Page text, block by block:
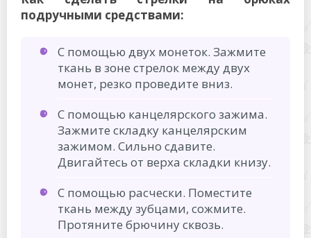
подручными средствами:
С помощью двух монеток. Зажмите
ткань в зоне стрелок между двух
монет, резко проведите вниз.
С помощью канцелярского зажима.
Зажмите складку канцелярским
зажимом. Сильно сдавите.
Двигайтесь от верха складки книзу.
С помощью расчески. Поместите
ткань между зубцами, сожмите.
Протяните брючину сквозь.